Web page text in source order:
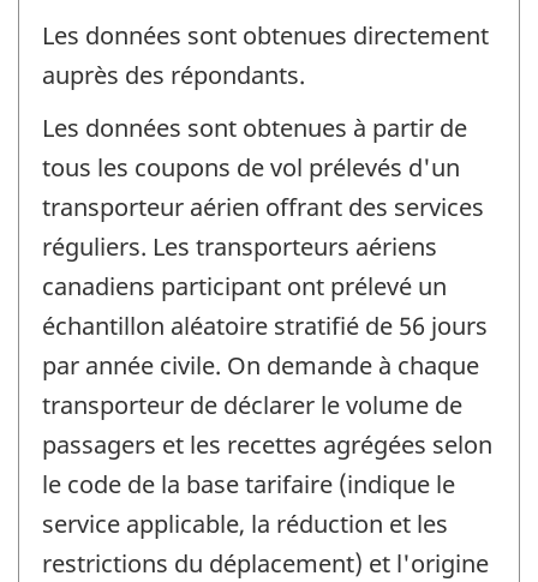
Les données sont obtenues directement
auprès des répondants.
Les données sont obtenues à partir de
tous les coupons de vol prélevés d'un
transporteur aérien offrant des services
réguliers. Les transporteurs aériens
canadiens participant ont prélevé un
échantillon aléatoire stratifié de 56 jours
par année civile. On demande à chaque
transporteur de déclarer le volume de
passagers et les recettes agrégées selon
le code de la base tarifaire (indique le
service applicable, la réduction et les
restrictions du déplacement) et l'origine